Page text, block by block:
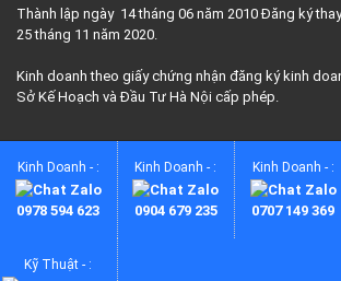
Thành lập ngày 14 tháng 06 năm 2010 Đăng ký
25 tháng 11 năm 2020.
Kinh doanh theo giấy chứng nhận đăng ký kinh
Sở Kế Hoạch và Đầu Tư Hà Nội cấp phép.
Kinh Doanh - :
0978 594 623
Kinh Doanh - :
0904 679 235
Kinh Doanh - :
0707 149 369
Kỹ Thuật - :